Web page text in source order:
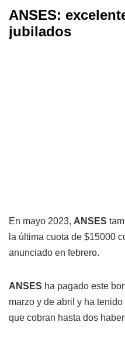
ANSES:
jubilados
En mayo 2023, ANSES
la última cuota de $15000
anunciado en febrero.
ANSES ha pagado este
marzo y de abril y ha
que cobran hasta dos